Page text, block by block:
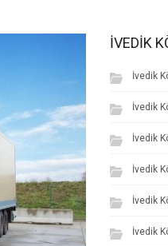
İVEDIK
İvedik
İvedik
İvedik
İvedik
İvedik
İvedik